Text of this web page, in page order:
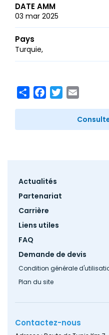
DATE AMM
03 mar 2025
Pays
Turquie
ShareFacebook
Twitter
Footer
Actualités
Partenariat
Carrière
Liens utiles
FAQ
Demande de devis
Condition générale
Plan du site
Contactez-nous